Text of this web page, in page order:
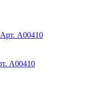
А00410